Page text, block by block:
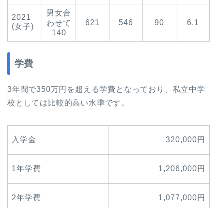
2021
(女子)
男女合
わせて
140
621 546 90 6.1
学費
3年間で350万円を超える学費となっており、私立中学
校としては比較的高い水準です。
入学金 320,000円
1年学費 1,206,000円
2年学費 1,077,000円